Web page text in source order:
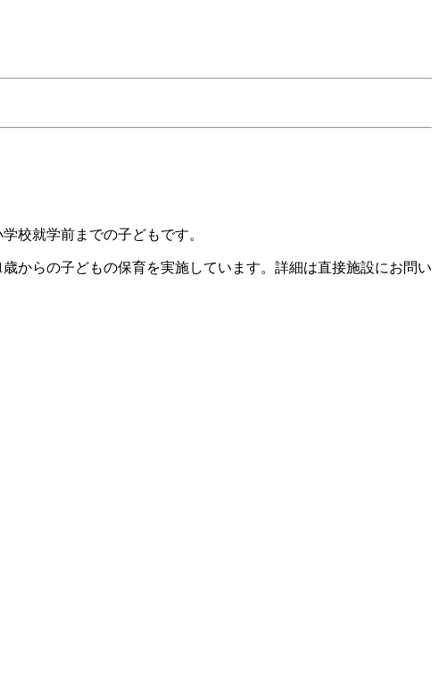
校就学前までの子どもです。
からの子どもの保育を実施しています。詳細は直接施設にお問い